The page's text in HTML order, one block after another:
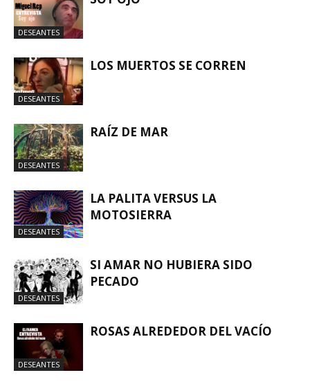
DESEANTES
DESEANTES
LOS MUERTOS SE CORREN
DESEANTES
RAÍZ DE MAR
DESEANTES
LA PALITA VERSUS LA
MOTOSIERRA
DESEANTES
SI AMAR NO HUBIERA SIDO
PECADO
DESEANTES
ROSAS ALREDEDOR DEL VACÍO